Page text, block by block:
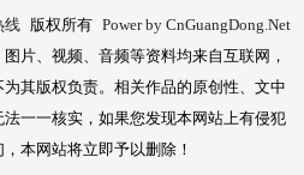
线 版权所有 Power by CnGuangDong.Net
片、视频、音频等资料均来自互联网，
其版权负责。相关作品的原创性、文中
一一核实，如果您发现本网站上有侵犯
本网站将立即予以删除！